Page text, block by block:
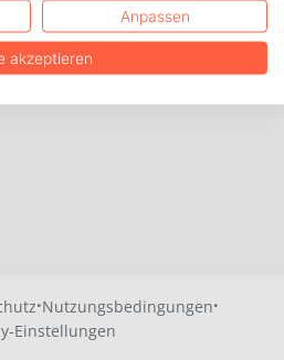
·Nutzungsbedingungen·
Einstellungen
Anpassen
akzeptieren